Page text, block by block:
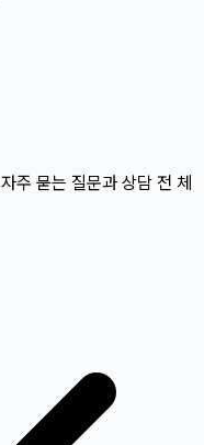
자주 묻는 질문과 상담 전 체